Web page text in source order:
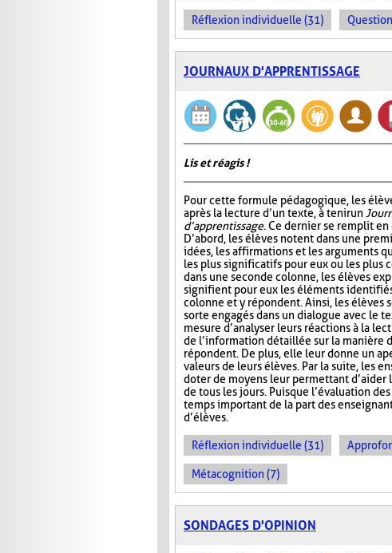
Réflexion individuelle (31)
JOURNAUX D'APPRENTISSAGE
Lis et réagis !
Pour cette formule pédagogique, les
après la lecture d’un texte, à tenir un
d’apprentissage. Ce dernier se remplit en
D’abord, les élèves notent dans une
idées, les affirmations et les arguments
les plus significatifs pour eux ou les plus
dans une seconde colonne, les élèves
signifient pour eux les éléments
colonne et y répondent. Ainsi, les élèves
sorte engagés dans un dialogue avec le
mesure d’analyser leurs réactions à la
de l’information détaillée sur la manière
répondent. De plus, elle leur donne un
valeurs de leurs élèves. Par la suite, les
doter de moyens leur permettant
de tous les jours. Puisque l’évaluation des
temps important de la part des
d’élèves.
Réflexion individuelle (31)
Métacognition (7)
SONDAGES D'OPINION